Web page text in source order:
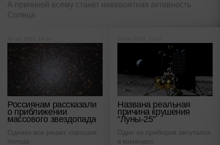
А причиной всему станет невероятная активность
Солнца
Россиянам рассказали
о приближении
массового звездопада
Однако все решит хорошая
погода
Названа реальная
причина крушения
"Луны-25"
Один из приборов запутался
в командах